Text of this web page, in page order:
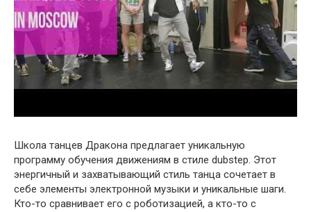
Школа танцев Дракона предлагает уникальную
программу обучения движениям в стиле dubstep. Этот
энергичный и захватывающий стиль танца сочетает в
себе элементы электронной музыки и уникальные шаги.
Кто-то сравнивает его с роботизацией, а кто-то с